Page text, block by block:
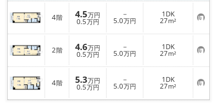
4階 4.5万円
0.5万円
－
5.0万円
1DK
27m² お
気
に
入
り
登
録
2階 4.6万円
0.5万円
－
5.0万円
1DK
27m² お
気
に
入
り
登
録
4階 5.3万円
0.5万円
－
5.0万円
1DK
27m² お
気
に